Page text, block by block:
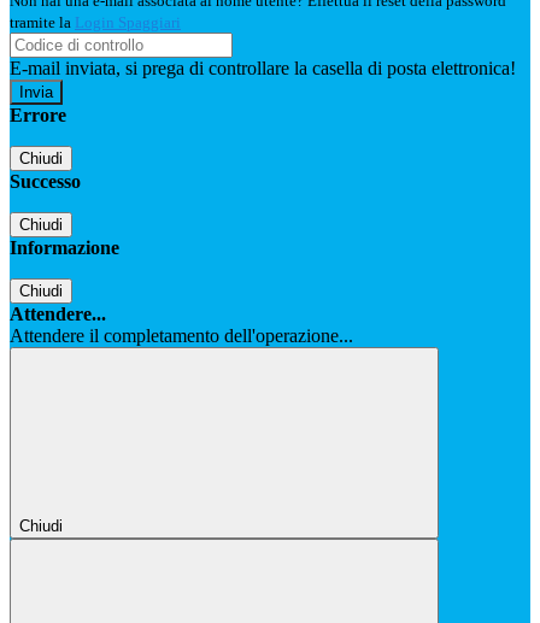
tramite la Login Spaggiari
E-mail inviata, si prega di controllare la casella di posta elettronica!
Errore
Chiudi
Successo
Chiudi
Informazione
Chiudi
Attendere...
Attendere il completamento dell'operazione...
Chiudi